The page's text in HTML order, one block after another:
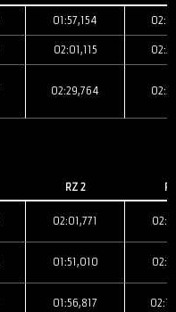
01:57,154
02:01,115
02:29,764
RZ 2
02:01,771
01:51,010
01:56,817